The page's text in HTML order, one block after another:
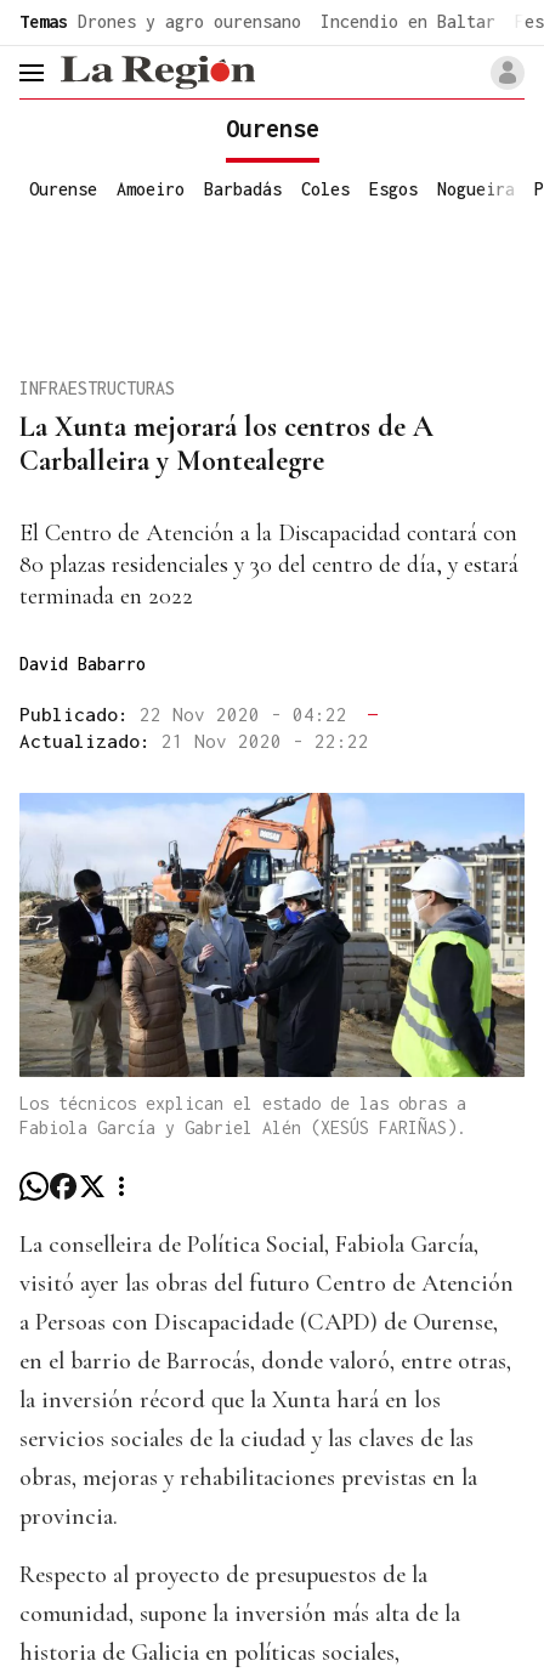
Temas Drones y agro ourensano Incendio en Baltar
header.menu.open
Ourense
Ourense Amoeiro Barbadás Coles Esgos Nogueira
La Xunta mejorará los centros de A
Carballeira y Montealegre
INFRAESTRUCTURAS
El Centro de Atención a la Discapacidad contará con
80 plazas residenciales y 30 del centro de día, y estará
terminada en 2022
David Babarro
Publicado: 22 Nov 2020 - 04:22
—
Actualizado: 21 Nov 2020 - 22:22
Los técnicos explican el estado de las obras a
Fabiola García y Gabriel Alén (XESÚS FARIÑAS).
La conselleira de Política Social, Fabiola García,
visitó ayer las obras del futuro Centro de Atención
a Persoas con Discapacidade (CAPD) de Ourense,
en el barrio de Barrocás, donde valoró, entre otras,
la inversión récord que la Xunta hará en los
servicios sociales de la ciudad y las claves de las
obras, mejoras y rehabilitaciones previstas en la
provincia.
Respecto al proyecto de presupuestos de la
comunidad, supone la inversión más alta de la
historia de Galicia en políticas sociales,